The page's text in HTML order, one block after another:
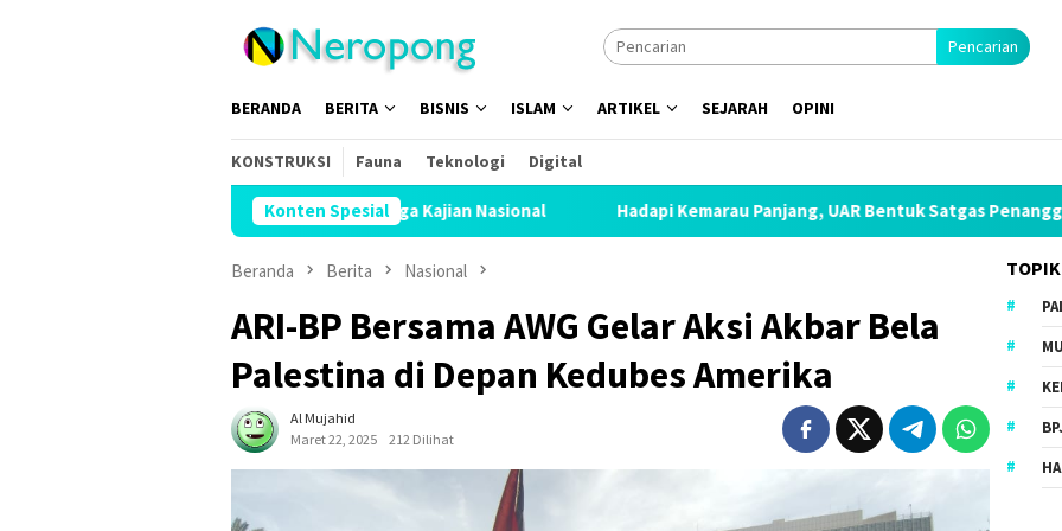
Pencarian
BERANDA BERITA BISNIS ISLAM ARTIKEL SEJARAH OPINI
KONSTRUKSI Fauna Teknologi Digital
Konten Spesial
Hadirkan Bazar Halal hingga Kajian Nasional Hadapi Kemarau Panjang, UAR Bentuk Satgas Penanggulangan Bencana
Beranda Berita Nasional
ARI-BP Bersama AWG Gelar Aksi Akbar Bela
Palestina di Depan Kedubes Amerika
Al Mujahid
Maret 22, 2025
212 Dilihat